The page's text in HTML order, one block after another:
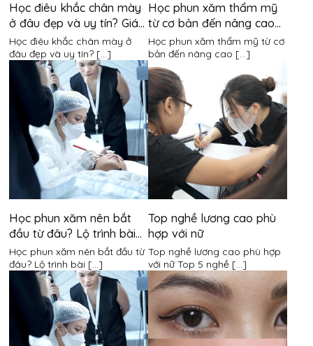
Học điêu khắc chân mày
ở đâu đẹp và uy tín? Giá
khóa học là bao nhiêu?
Học điêu khắc chân mày ở
đâu đẹp và uy tín? [...]
Học phun xăm thẩm mỹ
từ cơ bản đến nâng cao
mất bao lâu?
Học phun xăm thẩm mỹ từ cơ
bản đến nâng cao [...]
Học phun xăm nên bắt
đầu từ đâu? Lộ trình bài
bản cho người mới bắt
đầu
Học phun xăm nên bắt đầu từ
đâu? Lộ trình bài [...]
Top nghề lương cao phù
hợp với nữ
Top nghề lương cao phù hợp
với nữ Top 5 nghề [...]